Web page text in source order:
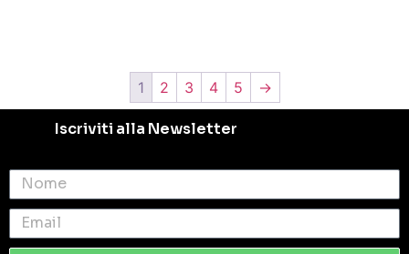
1 2 3 4 5 →
Iscriviti alla Newsletter